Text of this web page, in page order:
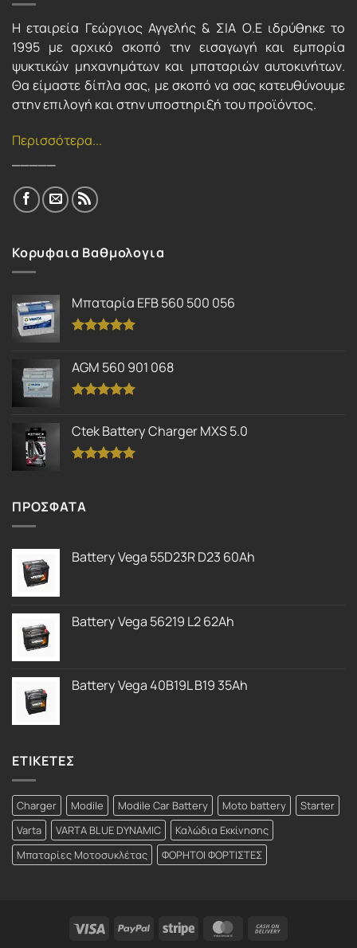
Η εταιρεία Γεώργιος Αγγελής & ΣΙΑ Ο.Ε ιδρύθηκε το
1995 με αρχικό σκοπό την εισαγωγή και εμπορία
ψυκτικών μηχανημάτων και μπαταριών αυτοκινήτων.
Θα είμαστε δίπλα σας, με σκοπό να σας κατευθύνουμε
στην επιλογή και στην υποστηριξή του προϊόντος.
Περισσότερα...
Κορυφαια Βαθμολογια
Μπαταρία EFB 560 500 056
από 5
AGM 560 901 068
από 5
Ctek Battery Charger MXS 5.0
ΠΡΟΣΦΑΤΑ
Battery Vega 55D23R D23 60Ah
Battery Vega 56219 L2 62Ah
Battery Vega 40B19L B19 35Ah
ΕΤΙΚΕΤΕΣ
Charger Modile Modile Car Battery Moto battery
Starter
Varta
VARTA BLUE DYNAMIC
Καλώδια Εκκίνησης
Μπαταρίες Μοτοσυκλέτας
ΦΟΡΗΤΟΙ ΦΟΡΤΙΣΤΕΣ
Visa PayPal Stripe MasterCard